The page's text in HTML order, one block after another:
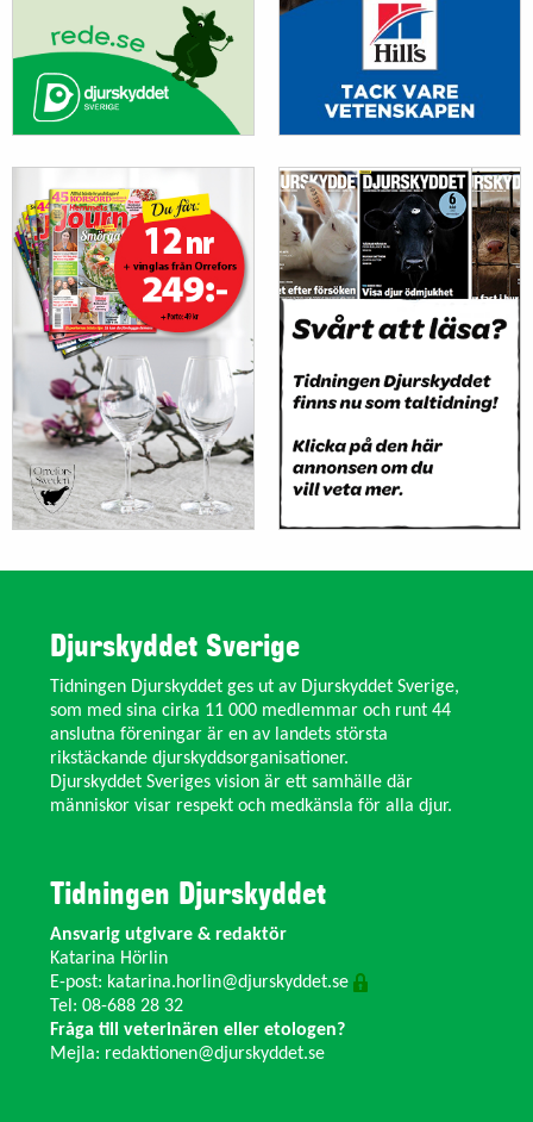
Djurskyddet Sverige
Tidningen Djurskyddet ges ut av Djurskyddet Sverige,
som med sina cirka 11 000 medlemmar och runt 44
anslutna föreningar är en av landets största
rikstäckande djurskyddsorganisationer.
Djurskyddet Sveriges vision är ett samhälle där
människor visar respekt och medkänsla för alla djur.
Tidningen Djurskyddet
Ansvarig utgivare & redaktör
Katarina Hörlin
E-post: katarina.horlin@djurskyddet.se
Tel: 08-688 28 32
Fråga till veterinären eller etologen?
Mejla: redaktionen@djurskyddet.se